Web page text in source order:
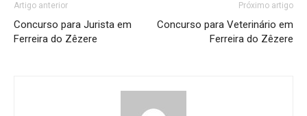
Artigo anterior
Concurso para Jurista em
Ferreira do Zêzere
Próximo artigo
Concurso para Veterinário em
Ferreira do Zêzere